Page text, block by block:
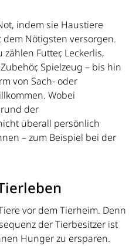
indem sie Haustiere
Nötigsten versorgen.
Futter, Leckerlis,
Spielzeug – bis hin
von Sach- oder
Wobei
der
überall persönlich
– zum Beispiel bei der
vor dem Tierheim. Denn
der Tierbesitzer ist
Hunger zu ersparen.